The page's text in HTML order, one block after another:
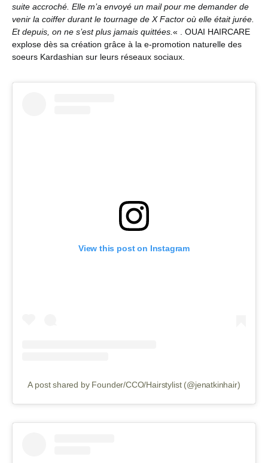
suite accroché. Elle m’a envoyé un mail pour me demander de
venir la coiffer durant le tournage de X Factor où elle était jurée.
Et depuis, on ne s’est plus jamais quittées.« . OUAI HAIRCARE
explose dès sa création grâce à la e-promotion naturelle des
soeurs Kardashian sur leurs réseaux sociaux.
View this post on Instagram
A post shared by Founder/CCO/Hairstylist (@jenatkinhair)